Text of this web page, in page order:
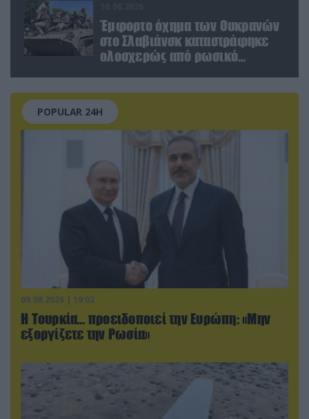
Έμφορτο όχημα των Ουκρανών
στο Σλαβιάνσκ καταστράφηκε
ολοσχερώς από ρωσικό
POPULAR 24H
09.08.2026 | 19:02
Η Τουρκία… προειδοποιεί την Ευρώπη: «Μην
εξοργίζετε την Ρωσία»